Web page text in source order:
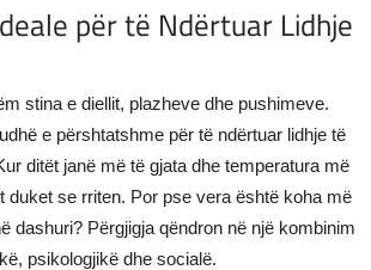
për të Ndërtuar Lidhje
stina e diellit, plazheve dhe pushimeve.
e përshtatshme për të ndërtuar lidhje të
ditët janë më të gjata dhe temperatura më
duket se rriten. Por pse vera është koha më
dashuri? Përgjigja qëndron në një kombinim
psikologjikë dhe socialë.